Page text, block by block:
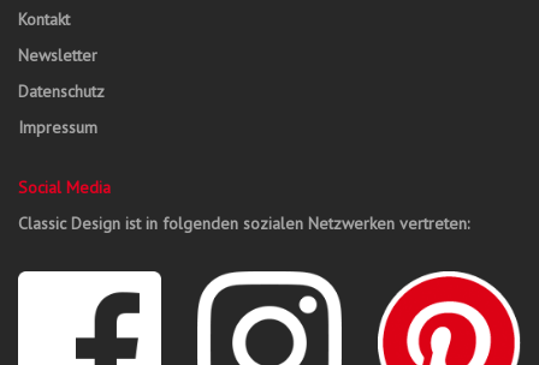
Kontakt
Newsletter
Datenschutz
Impressum
Social Media
Classic Design ist in folgenden sozialen Netzwerken vertreten: